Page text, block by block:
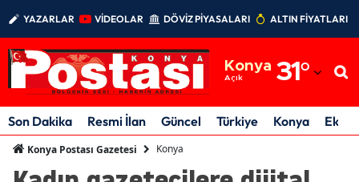
YAZARLAR VİDEOLAR DÖVİZ PİYASALARI ALTIN FİYATLARI
Konya
Açık 31°
Adıyaman
Afyonkarahisar
Son Dakika Resmi İlan Güncel Türkiye Konya
Konya Postası Gazetesi Konya